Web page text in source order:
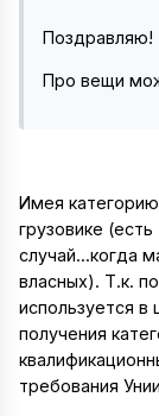
Поздравляю!
Про вещи
Имея
грузовике
случай...когда
власных). Т.к.
используется
получения
требования